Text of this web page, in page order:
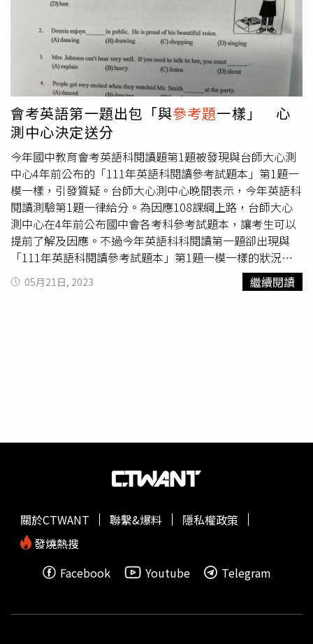
會考英語第一題出包「與參考題一樣」 心
測中心決定送分
今年國中教育會考英語科閱讀題第1題被發現與台師大心測
中心4年前公布的「111年英語科閱讀參考試題本」第1題一
模一樣，引發質疑。台師大心測中心晚間表示，今年英語科
閱讀測驗第1題一律給分。為因應108課綱上路，台師大心
測中心在4年前公布國中會各考科參考試題本，讓考生可以
提前了解及因應。不過今年英語科科閱讀第一題卻出現與
「111年英語科閱讀參考試題本」第1題一模一樣的狀況，
引發外界批評。台師大心測中心晚間表示，有關112年國中
教育會考英語科閱讀第1題與108年心測中心所公布的111年
05月21日, 2023 繼續閱讀
關於CTWANT 聯繫&爆料
隱私權政策
發燒熱搜
Facebook
Youtube Telegram